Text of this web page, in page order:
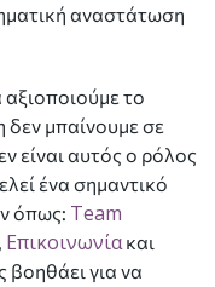
αναστάτωση
το
δεν μπαίνουμε σε
είναι αυτός ο ρόλος
ένα σημαντικό
όπως: Team
, Επικοινωνία και
βοηθάει για να